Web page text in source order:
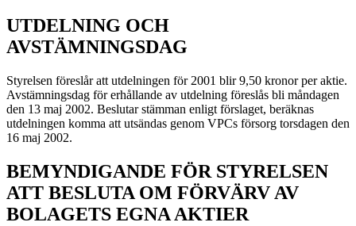
UTDELNING OCH
AVSTÄMNINGSDAG
Styrelsen föreslår att utdelningen för 2001 blir 9,50 kronor per aktie.
Avstämningsdag för erhållande av utdelning föreslås bli måndagen
den 13 maj 2002. Beslutar stämman enligt förslaget, beräknas
utdelningen komma att utsändas genom VPCs försorg torsdagen den
16 maj 2002.
BEMYNDIGANDE FÖR STYRELSEN
ATT BESLUTA OM FÖRVÄRV AV
BOLAGETS EGNA AKTIER